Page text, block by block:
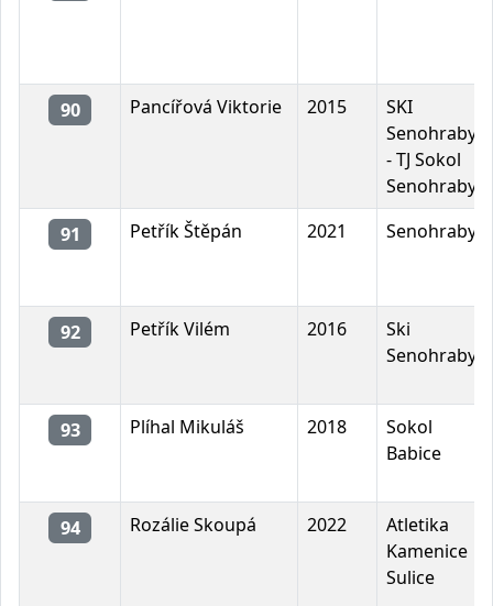
90 Pancířová Viktorie 2015
SKI
Senohraby
- TJ Sokol
Senohraby
91
Petřík Štěpán 2021 Senohraby
92 Petřík Vilém 2016
Ski
Senohraby
93 Plíhal Mikuláš 2018
Sokol
Babice
94 Rozálie Skoupá 2022
Atletika
Kamenice
Sulice